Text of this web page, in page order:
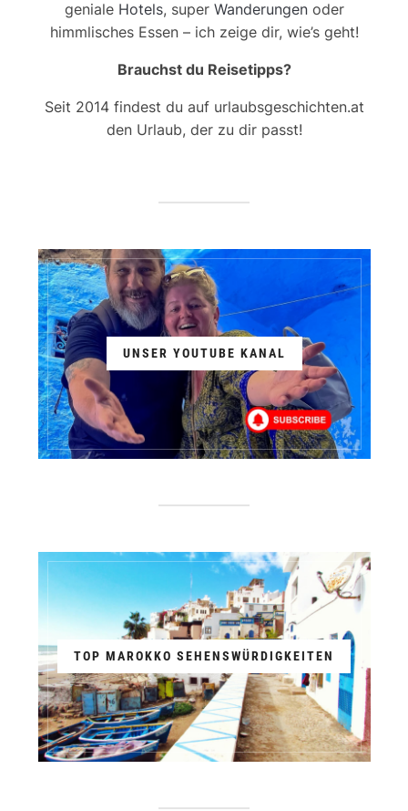
geniale Hotels, super Wanderungenoder
himmlisches Essen – ich zeige dir, wie’s geht!
Brauchst du Reisetipps?
Seit 2014 findest du auf urlaubsgeschichten.at
den Urlaub, der zu dir passt!
UNSER YOUTUBE KANAL
TOP MAROKKO SEHENSWÜRDIGKEITEN